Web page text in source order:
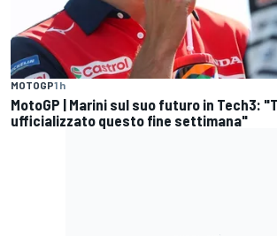
MOTOGP1 h
MotoGP | Marini sul suo futuro in Tech3:
ufficializzato questo fine settimana"